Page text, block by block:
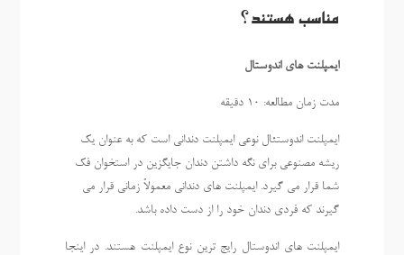
مناسب هستند؟
ایمپلنت های اندوستال
مدت زمان مطالعه: 10 دقیقه
ایمپلنت اندوستئال نوعی ایمپلنت دندانی است که به عنوان یک
ریشه مصنوعی برای نگه داشتن دندان جایگزین در استخوان فک
شما قرار می گیرد. ایمپلنت های دندانی معمولاً زمانی قرار می
گیرند که فردی دندان خود را از دست داده باشد.
ایمپلنت های اندوستال رایج ترین نوع ایمپلنت هستند. در اینجا